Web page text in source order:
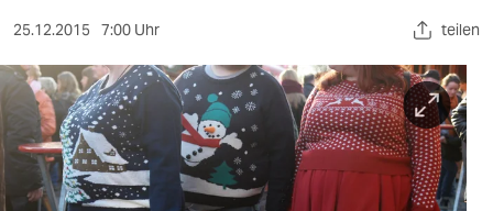
sport
berlin
nord
wahrheit
25.12.2015 7:00 Uhr teilen